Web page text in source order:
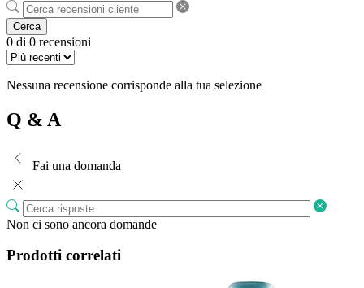
Cerca
0 di 0 recensioni
Nessuna recensione corrisponde alla tua selezione
Q & A
Fai una domanda
Non ci sono ancora domande
Prodotti correlati